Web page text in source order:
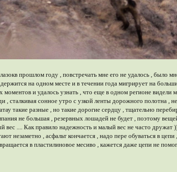
прошлом году , повстречать мне его не удалось ,
на одном месте и в течении года мигрирует на
и удалось узнать , что еще в одном регионе видели
, сталкивая сонное утро с узкой ленты дорожного
такие разные , но такие дорогие сердцу , тщательно
не большая , резервных лошадей не будет , поэтому
вес .... Как правило надежность и малый вес не часто
незаметно , асфальт кончается , надо пере обуваться в
в пластилиновое месиво , кажется даже цепи не